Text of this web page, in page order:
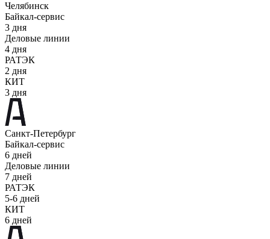
Челябинск
Байкал-сервис
3 дня
Деловые линии
4 дня
РАТЭК
2 дня
КИТ
3 дня
Санкт-Петербург
Байкал-сервис
6 дней
Деловые линии
7 дней
РАТЭК
5-6 дней
КИТ
6 дней